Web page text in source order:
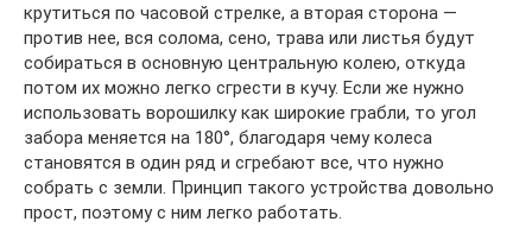
крутиться по часовой стрелке, а вторая сторона —
против нее, вся солома, сено, трава или листья будут
собираться в основную центральную колею, откуда
потом их можно легко сгрести в кучу. Если же нужно
использовать ворошилку как широкие грабли, то угол
забора меняется на 180°, благодаря чему колеса
становятся в один ряд и сгребают все, что нужно
собрать с земли. Принцип такого устройства довольно
прост, поэтому с ним легко работать.